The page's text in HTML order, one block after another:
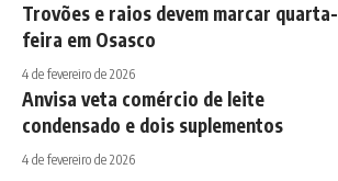
Trovões e raios devem marcar quarta-
feira em Osasco
4 de fevereiro de 2026
Anvisa veta comércio de leite
condensado e dois suplementos
4 de fevereiro de 2026